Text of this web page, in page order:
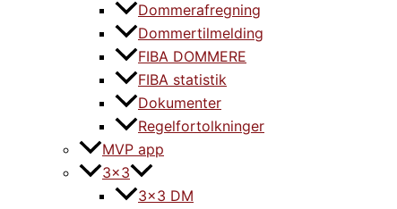
Dommerafregning
Dommertilmelding
FIBA DOMMERE
FIBA statistik
Dokumenter
Regelfortolkninger
MVP app
3×3
3×3 DM